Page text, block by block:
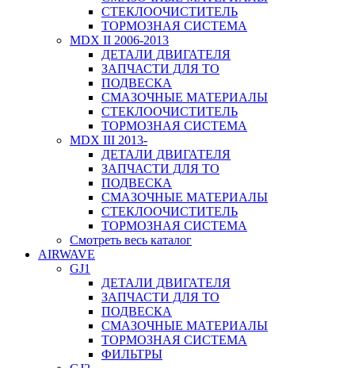
СТЕКЛООЧИСТИТЕЛЬ
ТОРМОЗНАЯ СИСТЕМА
MDX II 2006-2013
ДЕТАЛИ ДВИГАТЕЛЯ
ЗАПЧАСТИ ДЛЯ ТО
ПОДВЕСКА
СМАЗОЧНЫЕ МАТЕРИАЛЫ
СТЕКЛООЧИСТИТЕЛЬ
ТОРМОЗНАЯ СИСТЕМА
MDX III 2013-
ДЕТАЛИ ДВИГАТЕЛЯ
ЗАПЧАСТИ ДЛЯ ТО
ПОДВЕСКА
СМАЗОЧНЫЕ МАТЕРИАЛЫ
СТЕКЛООЧИСТИТЕЛЬ
ТОРМОЗНАЯ СИСТЕМА
Смотреть весь каталог
AIRWAVE
GJ1
ДЕТАЛИ ДВИГАТЕЛЯ
ЗАПЧАСТИ ДЛЯ ТО
ПОДВЕСКА
СМАЗОЧНЫЕ МАТЕРИАЛЫ
ТОРМОЗНАЯ СИСТЕМА
ФИЛЬТРЫ